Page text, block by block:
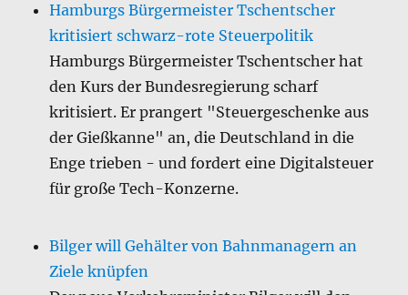
Hamburgs Bürgermeister Tschentscher
kritisiert schwarz-rote Steuerpolitik
Hamburgs Bürgermeister Tschentscher hat
den Kurs der Bundesregierung scharf
kritisiert. Er prangert "Steuergeschenke aus
der Gießkanne" an, die Deutschland in die
Enge trieben - und fordert eine Digitalsteuer
für große Tech-Konzerne.
Bilger will Gehälter von Bahnmanagern an
Ziele knüpfen